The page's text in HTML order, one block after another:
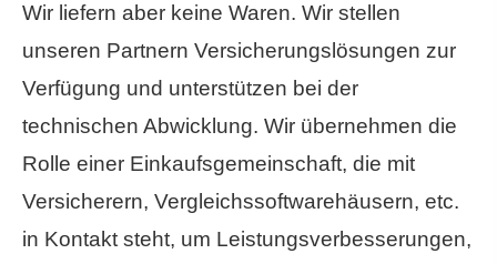
Wir liefern aber keine Waren. Wir stellen
unseren Partnern Versicherungslösungen zur
Verfügung und unterstützen bei der
technischen Abwicklung. Wir übernehmen die
Rolle einer Einkaufsgemeinschaft, die mit
Versicherern, Vergleichssoftwarehäusern, etc.
in Kontakt steht, um Leistungsverbesserungen,